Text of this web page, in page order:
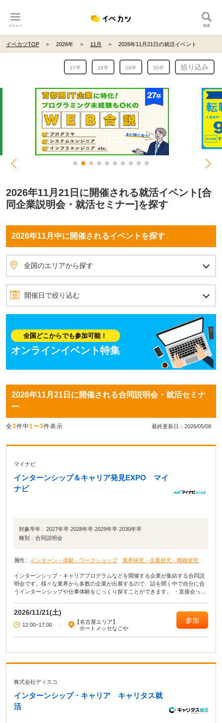
メニュー 検索
27卒 28卒 29卒 30卒 絞り込み
イベカツTOP 2026年 11月 2026年11月21日の就活イベント
2026年11月21日に開催される就活イベント[合
同企業説明会・就活セミナー]を探す
2026年11月中に開催されるイベントを探す
全国のエリアから探す
全国のエリアから探す
北海道・東北
北海道
青森県
岩手県
秋田県
宮城県
山形県
福島県
北関東
茨城県
栃木県
群馬県
首都圏
埼玉県
東京都
神奈川県
千葉県
甲信越
山梨県
長野県
新潟県
北陸
石川県
富山県
福井県
東海
愛知県
静岡県
岐阜県
三重県
関西
大阪府
兵庫県
京都府
滋賀県
奈良県
和歌山県
四国
愛媛県
香川県
高知県
徳島県
中国
岡山県
広島県
島根県
鳥取県
山口県
九州・沖縄
福岡県
佐賀県
長崎県
熊本県
大分県
宮崎県
鹿児島県
沖縄県
開催日で絞り込む
2026年11月 12月
月 火 金 土
1 2 3 4 6 7
13 14
22 23 24 25 26 27 28
全国どこからでも参加可能！
オンラインイベント特集
2026年11月21日に開催される合同説明会・就活セミナ
ー
全3件中1〜3件表示 最終更新日：2026/05/08
マイナビ
インターンシップ＆キャリア発見EXPO マイ
ナビ
対象卒年 : 2027年卒 2028年卒 2029年卒 2030年卒
種別 : 合同説明会
属性 : インターン・体験・ワークショップ 業界研究・企業研究・職種研究
インターンシップ・キャリアプログラムなどを開催する企業が集結する合同説
明会です。様々な業界から多数の企業が出展するので、話を聞く中で自分に合
うインターンシップや仕事体験をじっくり探すことができます。 ・直接会って
できる！ ・周囲の学生の雰囲気が分かり意識が高まる！
2026/11/21(土)
12:00~17:00 |
【名古屋エリア】
ポートメッセなごや
参加
株式会社ディスコ
インターンシップ・キャリア キャリタス就
活